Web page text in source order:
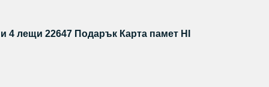
4 лещи 22647 Подарък Карта памет HI